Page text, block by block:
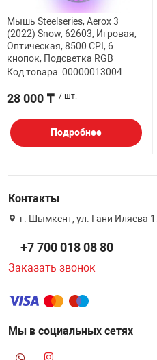
Мышь Steelseries, Aerox 3
(2022) Snow, 62603, Игровая,
Оптическая, 8500 CPI, 6
кнопок, Подсветка RGB
Код товара: 00000013004
28 000 ₸ / шт.
Подробнее
Контакты
г. Шымкент, ул. Гани Иляева
+7 700 018 08 80
Заказать звонок
Мы в социальных сетях